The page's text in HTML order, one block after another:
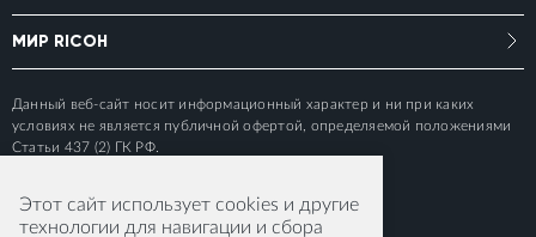
МИР RICOH
Данный веб-сайт носит информационный характер и ни при каких
условиях не является публичной офертой, определяемой положениями
Статьи 437 (2) ГК РФ.
Этот сайт использует cookies и другие
технологии для навигации и сбора